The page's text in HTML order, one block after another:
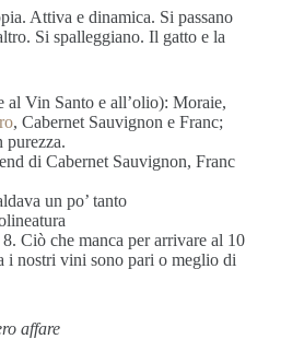
Attiva e dinamica. Si passano
Si spalleggiano. Il gatto e la
Vin Santo e all’olio): Moraie,
, Cabernet Sauvignon e Franc;
purezza.
di Cabernet Sauvignon, Franc
un po’ tanto
Ciò che manca per arrivare al 10
i nostri vini sono pari o meglio di
affare